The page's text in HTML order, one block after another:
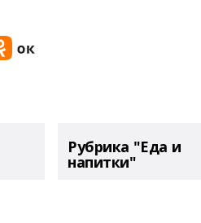
Рубрика "Еда и
напитки"